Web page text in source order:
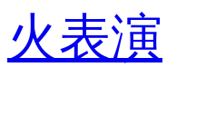
火表演